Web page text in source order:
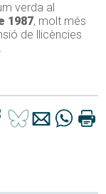
verda al
1987, molt més
de llicències